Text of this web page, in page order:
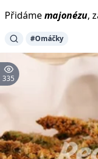
Přidámemajonézu,
#Omáčky
335